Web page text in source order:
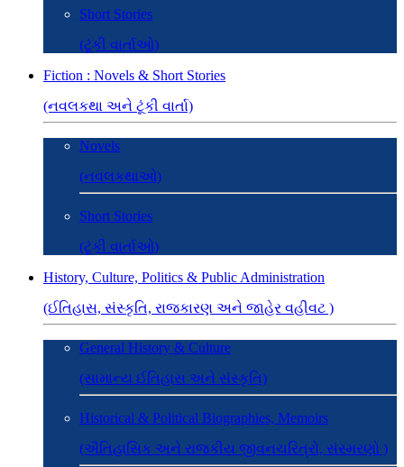
Short Stories
(ટૂંકી વાર્તાઓ)
Fiction : Novels & Short Stories
(નવલકથા અને ટૂંકી વાર્તા)
Novels
(નવલકથાઓ)
Short Stories
(ટૂંકી વાર્તાઓ)
History, Culture, Politics & Public Administration
(ઈતિહાસ, સંસ્કૃતિ, રાજકારણ અને જાહેર વહીવટ )
General History & Culture
(સામાન્ય ઈતિહાસ અને સંસ્કૃતિ)
Historical & Political Biographies, Memoirs
(ઐતિહાસિક અને રાજકીય જીવનચરિત્રો, સંસ્મરણો )